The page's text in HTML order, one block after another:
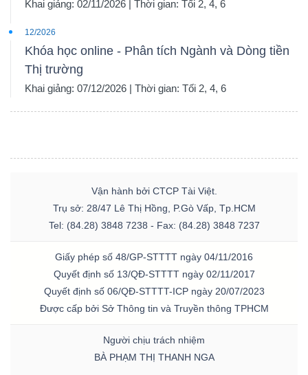
Khai giảng: 02/11/2026 | Thời gian: Tối 2, 4, 6
12/2026
Khóa học online - Phân tích Ngành và Dòng tiền
Thị trường
Khai giảng: 07/12/2026 | Thời gian: Tối 2, 4, 6
Vận hành bởi CTCP Tài Việt.
Trụ sở: 28/47 Lê Thị Hồng, P.Gò Vấp, Tp.HCM
Tel: (84.28) 3848 7238 - Fax: (84.28) 3848 7237
Giấy phép số 48/GP-STTTT ngày 04/11/2016
Quyết định số 13/QĐ-STTTT ngày 02/11/2017
Quyết định số 06/QĐ-STTTT-ICP ngày 20/07/2023
Được cấp bởi Sở Thông tin và Truyền thông TPHCM
Người chịu trách nhiệm
BÀ PHẠM THỊ THANH NGA